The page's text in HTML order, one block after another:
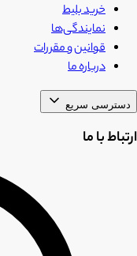
خرید بلیط
نمایندگی‌ها
قوانین و مقررات
درباره ما
دسترسی سریع
ارتباط با ما